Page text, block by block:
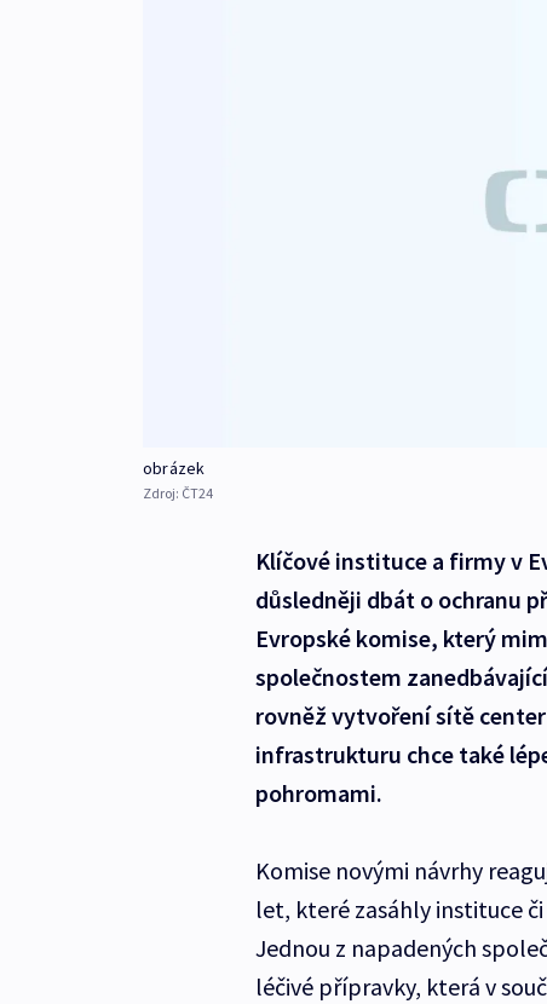
obrázek
Zdroj: ČT24
Klíčové instituce a firmy v
důsledněji dbát o ochranu
Evropské komise, který
společnostem
rovněž vytvoření sítě
infrastrukturu chce také
pohromami.
Komise novými návrhy
let, které zasáhly instituce
Jednou z napadených
léčivé přípravky, která v